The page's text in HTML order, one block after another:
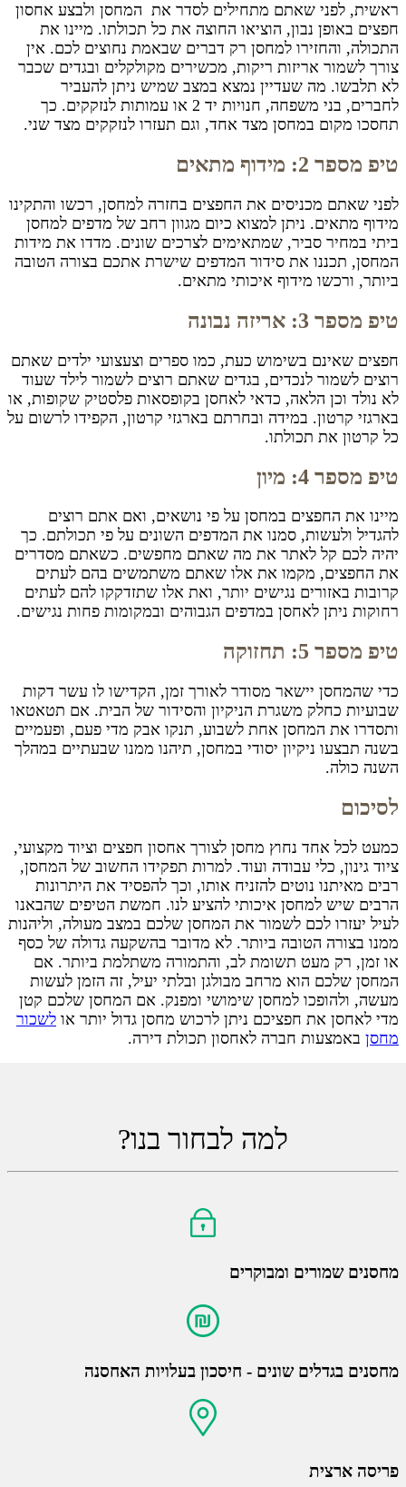
ראשית, לפני שאתם מתחילים לסדר את המחסן ולבצע אחסון
חפצים באופן נבון, הוציאו החוצה את כל תכולתו. מיינו את
התכולה, והחזירו למחסן רק דברים שבאמת נחוצים לכם. אין
צורך לשמור אריזות ריקות, מכשירים מקולקלים ובגדים שכבר
לא תלבשו. מה שעדיין נמצא במצב שמיש ניתן להעביר
לחברים, בני משפחה, חנויות יד 2 או עמותות לנזקקים. כך
תחסכו מקום במחסן מצד אחד, וגם תעזרו לנזקקים מצד שני.
טיפ מספר 2: מידוף מתאים
לפני שאתם מכניסים את החפצים בחזרה למחסן, רכשו והתקינו
מידוף מתאים. ניתן למצוא כיום מגוון רחב של מדפים למחסן
ביתי במחיר סביר, שמתאימים לצרכים שונים. מדדו את מידות
המחסן, תכננו את סידור המדפים שישרת אתכם בצורה הטובה
ביותר, ורכשו מידוף איכותי מתאים.
טיפ מספר 3: אריזה נבונה
חפצים שאינם בשימוש כעת, כמו ספרים וצעצועי ילדים שאתם
רוצים לשמור לנכדים, בגדים שאתם רוצים לשמור לילד שעוד
לא נולד וכן הלאה, כדאי לאחסן בקופסאות פלסטיק שקופות, או
בארגזי קרטון. במידה ובחרתם בארגזי קרטון, הקפידו לרשום על
כל קרטון את תכולתו.
טיפ מספר 4: מיון
מיינו את החפצים במחסן על פי נושאים, ואם אתם רוצים
להגדיל ולעשות, סמנו את המדפים השונים על פי תכולתם. כך
יהיה לכם קל לאתר את מה שאתם מחפשים. כשאתם מסדרים
את החפצים, מקמו את אלו שאתם משתמשים בהם לעתים
קרובות באזורים נגישים יותר, ואת אלו שתזדקקו להם לעתים
רחוקות ניתן לאחסן במדפים הגבוהים ובמקומות פחות נגישים.
טיפ מספר 5: תחזוקה
כדי שהמחסן יישאר מסודר לאורך זמן, הקדישו לו עשר דקות
שבועיות כחלק משגרת הניקיון והסידור של הבית. אם תטאטאו
ותסדרו את המחסן אחת לשבוע, תנקו אבק מדי פעם, ופעמיים
בשנה תבצעו ניקיון יסודי במחסן, תיהנו ממנו שבעתיים במהלך
השנה כולה.
לסיכום
כמעט לכל אחד נחוץ מחסן לצורך אחסון חפצים וציוד מקצועי,
ציוד גינון, כלי עבודה ועוד. למרות תפקידו החשוב של המחסן,
רבים מאיתנו נוטים להזניח אותו, וכך להפסיד את היתרונות
הרבים שיש למחסן איכותי להציע לנו. חמשת הטיפים שהבאנו
לעיל יעזרו לכם לשמור את המחסן שלכם במצב מעולה, וליהנות
ממנו בצורה הטובה ביותר. לא מדובר בהשקעה גדולה של כסף
או זמן, רק מעט תשומת לב, והתמורה משתלמת ביותר. אם
המחסן שלכם הוא מרחב מבולגן ובלתי יעיל, זה הזמן לעשות
מעשה, ולהופכו למחסן שימושי ומפנק. אם המחסן שלכם קטן
מדי לאחסן את חפציכם ניתן לרכוש מחסן גדול יותר או לשכור
מחסן באמצעות חברה לאחסון תכולת דירה.
למה לבחור בנו?
מחסנים שמורים ומבוקרים
מחסנים בגדלים שונים - חיסכון בעלויות האחסנה
פריסה ארצית